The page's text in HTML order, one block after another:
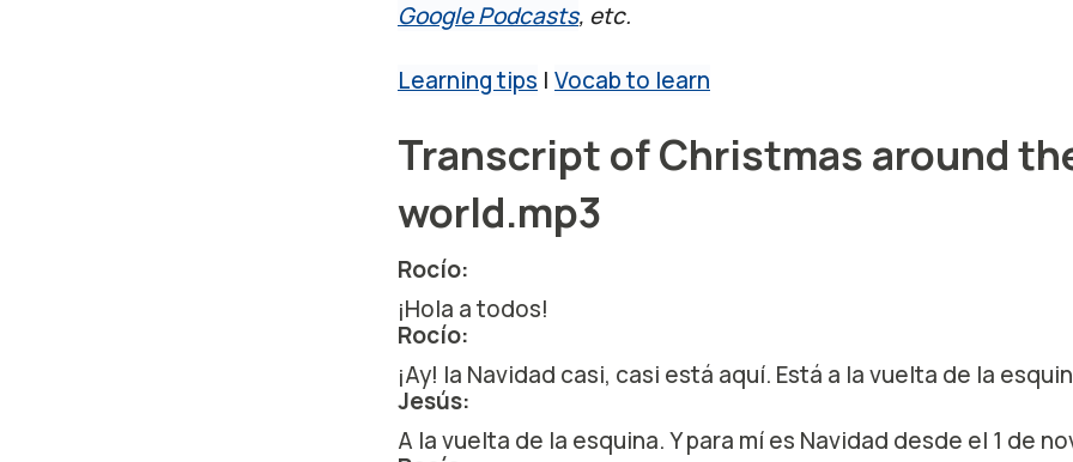
Google Podcasts, etc.
Learning tips | Vocab to learn
Transcript of Christmas around
world.mp3
Rocío:
¡Hola a todos!
Rocío:
¡Ay! la Navidad casi, casi está aquí. Está a la vuelta de la
Jesús:
A la vuelta de la esquina. Y para mí es Navidad desde el 1 de